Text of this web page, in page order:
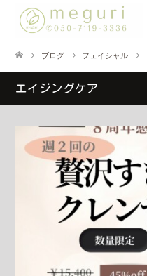
ブログ フェイシャル
エイジングケア